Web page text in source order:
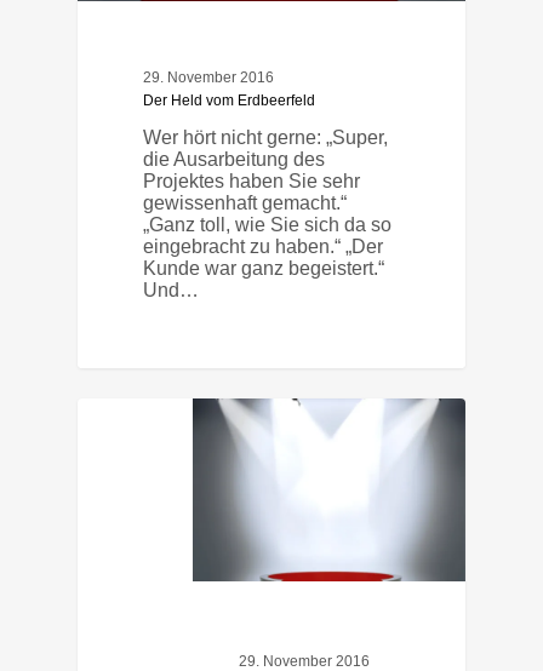
29. November 2016
Der Held vom Erdbeerfeld
Wer hört nicht gerne: „Super,
die Ausarbeitung des
Projektes haben Sie sehr
gewissenhaft gemacht.“
„Ganz toll, wie Sie sich da so
eingebracht zu haben.“ „Der
Kunde war ganz begeistert.“
Und…
29. November 2016